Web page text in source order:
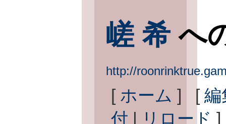
嵯 希 へ
http://
[ ホーム ] [ 編
付 | リロード